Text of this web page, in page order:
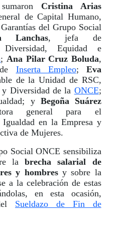
Cristina Arias
de Capital Humano,
del Grupo Social
Lanchas, jefa de
Diversidad, Equidad e
; Ana Pilar Cruz Boluda,
Inserta Empleo; Eva
de la Unidad de RSC,
Diversidad de la ONCE;
y Begoña Suárez
general para el
en la Empresa y
de Mujeres.
Social ONCE sensibiliza
labrecha salarial de
y hombresy sobre la
a la celebración de estas
en esta ocasión,
Sueldazo de Fin de